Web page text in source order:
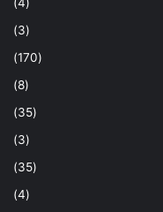
(4)
(3)
(170)
(8)
(35)
(3)
(35)
(4)